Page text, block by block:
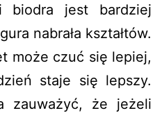
biodra jest bardziej
nabrała kształtów.
może czuć się lepiej,
staje się lepszy.
zauważyć, że jeżeli